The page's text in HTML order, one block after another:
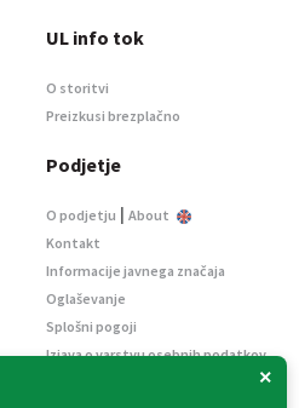
×
UL info tok
O storitvi
Preizkusi brezplačno
Podjetje
O podjetju | About
Kontakt
Informacije javnega značaja
Oglaševanje
Splošni pogoji
Izjava o varstvu osebnih podatkov